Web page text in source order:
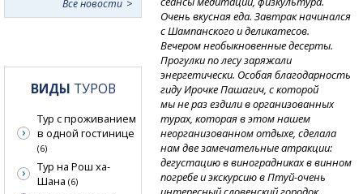
Очень вкусная еда. Завтрак начинался
с Шампанского и деликатесов.
Вечером необыкновенные десерты.
Прогулки по лесу заряжали
энергетически. Особая благодарность
гиду Ирочке Пашагич, с которой
мы не раз ездили в организованных
турах, которая в этом нашем
неорганизованном отдыхе, сделала
нам две замечательные атракции:
дегустацию в виноградниках в винном
погребе и экскурсиюв Птуй-очень
Все новости
ВИДЫ ТУРОВ
Тур с проживанием
в одной гостинице
(6)
Тур на Рош ха-
Шана (6)